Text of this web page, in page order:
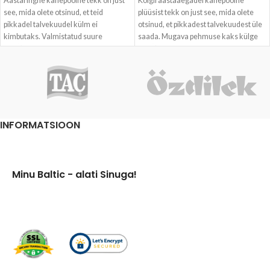
see, mida olete otsinud, et teid
pikkadel talvekuudel külm ei
kimbutaks. Valmistatud suure
tihedusega kiududest, mis teevad teki
kaasavõtmiseks kui ka kaunistamaks
teie külalis- või perevoodit.
Soe kahekihiline tekk on suurepärane
plüüsist tekk on just see, mida olete
otsinud, et pikkadest talvekuudest üle
saada. Mugava pehmuse kaks külge
pakuvad mõnusat kaisusoojust.
INFORMATSIOON
Minu Baltic - alati Sinuga!